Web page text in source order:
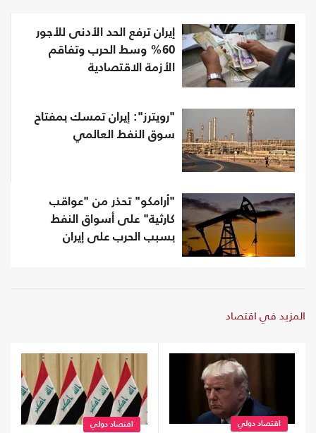
إيران ترفع الحد الأدنى للأجور
60% وسط الحرب وتفاقم
الأزمة الاقتصادية
"رويترز": إيران تمسك بمفتاح
سوق النفط العالمي
"أرامكو" تحذر من "عواقب
كارثية" على أسواق النفط
بسبب الحرب على إيران
المزيد في اقتصاد
اقتصاد دولي اقتصاد دولي